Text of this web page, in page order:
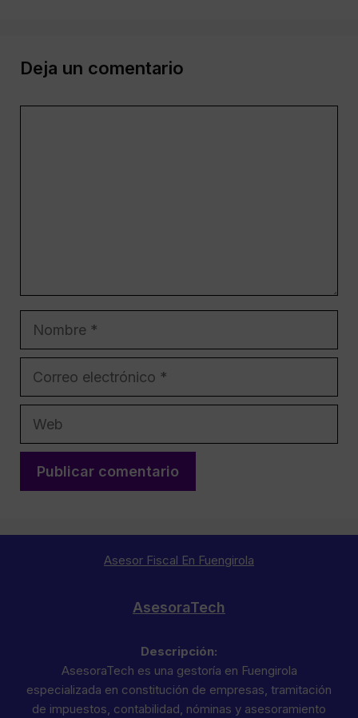
Deja un comentario
Asesor Fiscal En Fuengirola
AsesoraTech
Descripción:
AsesoraTech es una gestoría en Fuengirola
especializada en constitución de empresas, tramitación
de impuestos, contabilidad, nóminas y asesoramiento